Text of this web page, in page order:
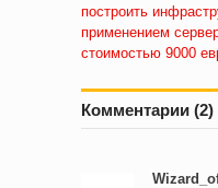
построить
применением
стоимостью 9000
Комментарии (2)